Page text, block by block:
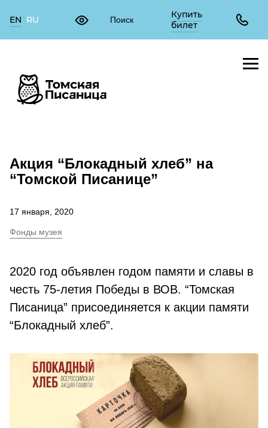
EN RU
Купить
билет
Акция “Блокадный хлеб” на
“Томской Писанице”
17 января, 2020
Фонды музея
2020 год объявлен годом памяти и славы в
честь 75-летия Победы в ВОВ. “Томская
Писаница” присоединяется к акции памяти
“Блокадный хлеб”.